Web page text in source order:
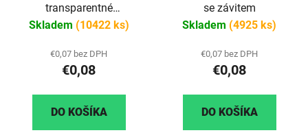
transparentné
(priehľadné)
Skladem (10422 ks)
€0,07 bez DPH
€0,08
DO KOŠÍKA
se závitem
Skladem (4925 ks)
€0,07 bez DPH
€0,08
DO KOŠÍKA